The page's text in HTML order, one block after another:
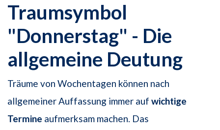
Traumsymbol
"Donnerstag" - Die
allgemeine Deutung
Träume von Wochentagen können nach
allgemeiner Auffassung immer auf wichtige
Termine aufmerksam machen. Das